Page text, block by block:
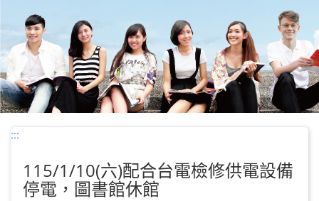
容
區
塊
:::
115/1/10(六)配合台電檢修供電設備
停電，圖書館休館